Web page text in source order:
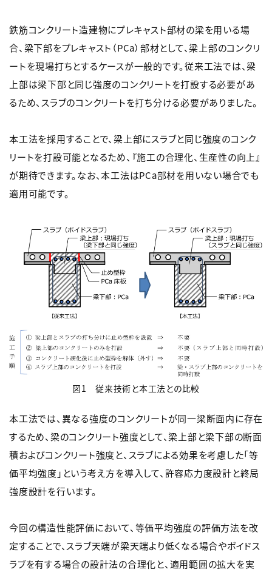
鉄筋コンクリート造建物にプレキャスト部材の梁を用いる場
合、梁下部をプレキャスト（PCa）部材として、梁上部のコンクリ
ートを現場打ちとするケースが一般的です。従来工法では、梁
上部は梁下部と同じ強度のコンクリートを打設する必要があ
るため、スラブのコンクリートを打ち分ける必要がありました。
本工法を採用することで、梁上部にスラブと同じ強度のコンク
リートを打設可能となるため、『施工の合理化、生産性の向上』
が期待できます。なお、本工法はPCa部材を用いない場合でも
適用可能です。
図1 従来技術と本工法との比較
本工法では、異なる強度のコンクリートが同一梁断面内に存在
するため、梁のコンクリート強度として、梁上部と梁下部の断面
積およびコンクリート強度と、スラブによる効果を考慮した「等
価平均強度」という考え方を導入して、許容応力度設計と終局
強度設計を行います。
今回の構造性能評価において、等価平均強度の評価方法を改
定することで、スラブ天端が梁天端より低くなる場合やボイドス
ラブを有する場合の設計法の合理化と、適用範囲の拡大を実